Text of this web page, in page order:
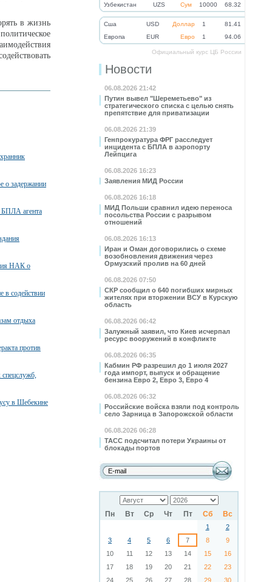
Узбекистан
UZS Сум 10000 68.32
Cша USD Доллар 1
81.41
Eвропа
EUR Евро 1 94.06
Официальный курс ЦБ России
Новости
06.08.2026 21:42
Путин вывел "Шереметьево" из
стратегического списка с целью снять
препятствие для приватизации
06.08.2026 21:39
Генпрокуратура ФРГ расследует
инцидента с БПЛА в аэропорту
Лейпцига
06.08.2026 16:23
Заявления МИД России
06.08.2026 16:18
МИД Польши сравнил идею переноса
посольства России с разрывом
отношений
06.08.2026 16:13
Иран и Оман договорились о схеме
возобновления движения через
Ормузский пролив на 60 дней
06.08.2026 07:50
СКР сообщил о 640 погибших мирных
жителях при вторжении ВСУ в Курскую
область
06.08.2026 06:42
Залужный заявил, что Киев исчерпал
ресурс вооружений в конфликте
06.08.2026 06:35
Кабмин РФ разрешил до 1 июля 2027
года импорт, выпуск и обращение
бензина Евро 2, Евро 3, Евро 4
06.08.2026 06:32
Российские войска взяли под контроль
село Зарница в Запорожской области
06.08.2026 06:28
ТАСС подсчитал потери Украины от
блокады портов
Пн Вт Ср Чт Пт Сб Вс
1
2
3
4 5 6 7 8
9
10
11 12 13 14 15
16
17
18 19 20 21 22
23
24
25 26 27 28 29 30
в жизнь
о задержании
БПЛА агента
НАК о
в содействии
отдыха
против
спецслужб,
в Шебекине